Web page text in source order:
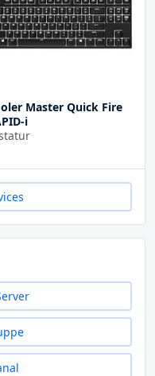
Master Quick Fire
i